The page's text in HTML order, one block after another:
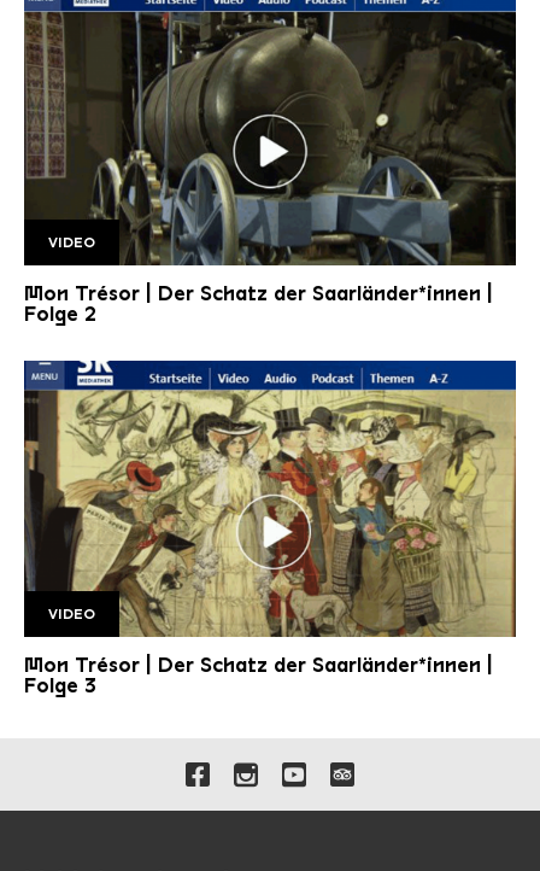
Folge 2 1920w
VIDEO
Mon Trésor | Der Schatz der Saarländer*innen |
Folge 2
folge 3 1920w
VIDEO
Mon Trésor | Der Schatz der Saarländer*innen |
Folge 3
Verlinkungen zu unseren